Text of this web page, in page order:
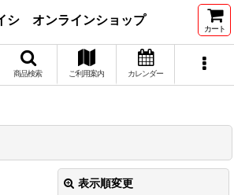
シ オンラインショップ
カート
商品検索 ご利用案内 カレンダー
表示順変更